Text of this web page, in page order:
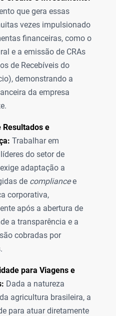
que gera essas
vezes impulsionado
financeiras, como o
e a emissão de CRAs
de Recebíveis do
demonstrando a
da empresa
Resultados e
Trabalhar em
do setor de
adaptação a
de compliancee
corporativa,
após a abertura de
a transparência e a
cobradas por
para Viagens e
Dada a natureza
agricultura brasileira, a
para atuar diretamente